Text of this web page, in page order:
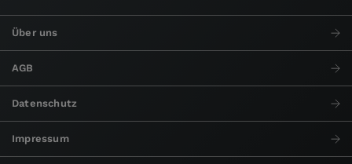
Über uns
AGB
Datenschutz
Impressum